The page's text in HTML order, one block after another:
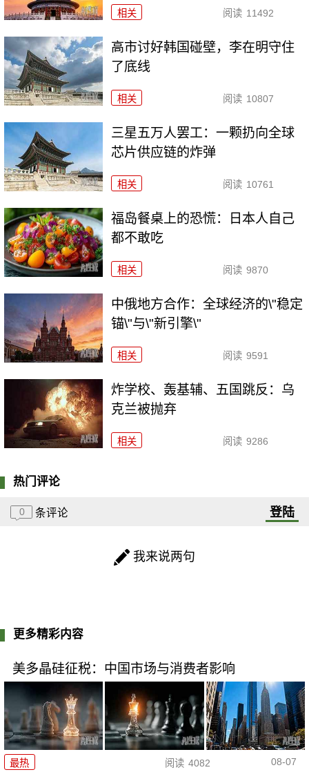
相关 阅读 11492
高市讨好韩国碰壁，李在明守住
了底线
相关 阅读 10807
三星五万人罢工：一颗扔向全球
芯片供应链的炸弹
相关 阅读 10761
福岛餐桌上的恐慌：日本人自己
都不敢吃
相关 阅读 9870
中俄地方合作：全球经济的\"稳定
锚\"与\"新引擎\"
相关 阅读 9591
炸学校、轰基辅、五国跳反：乌
克兰被抛弃
相关 阅读 9286
热门评论
0 条评论 登陆
我来说两句
更多精彩内容
美多晶硅征税：中国市场与消费者影响
最热 阅读 4082 08-07